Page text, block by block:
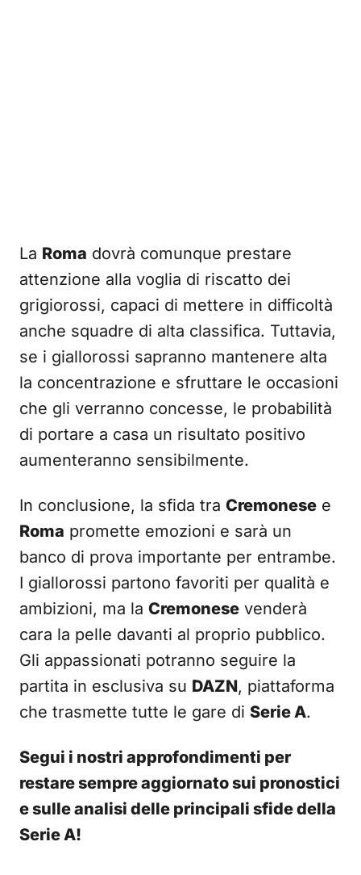
La Roma dovrà comunque prestare
attenzione alla voglia di riscatto dei
grigiorossi, capaci di mettere in difficoltà
anche squadre di alta classifica. Tuttavia,
se i giallorossi sapranno mantenere alta
la concentrazione e sfruttare le occasioni
che gli verranno concesse, le probabilità
di portare a casa un risultato positivo
aumenteranno sensibilmente.
In conclusione, la sfida tra Cremonese e
Roma promette emozioni e sarà un
banco di prova importante per entrambe.
I giallorossi partono favoriti per qualità e
ambizioni, ma la Cremonese venderà
cara la pelle davanti al proprio pubblico.
Gli appassionati potranno seguire la
partita in esclusiva su DAZN, piattaforma
che trasmette tutte le gare di Serie A.
Segui i nostri approfondimenti per
restare sempre aggiornato sui pronostici
e sulle analisi delle principali sfide della
Serie A!